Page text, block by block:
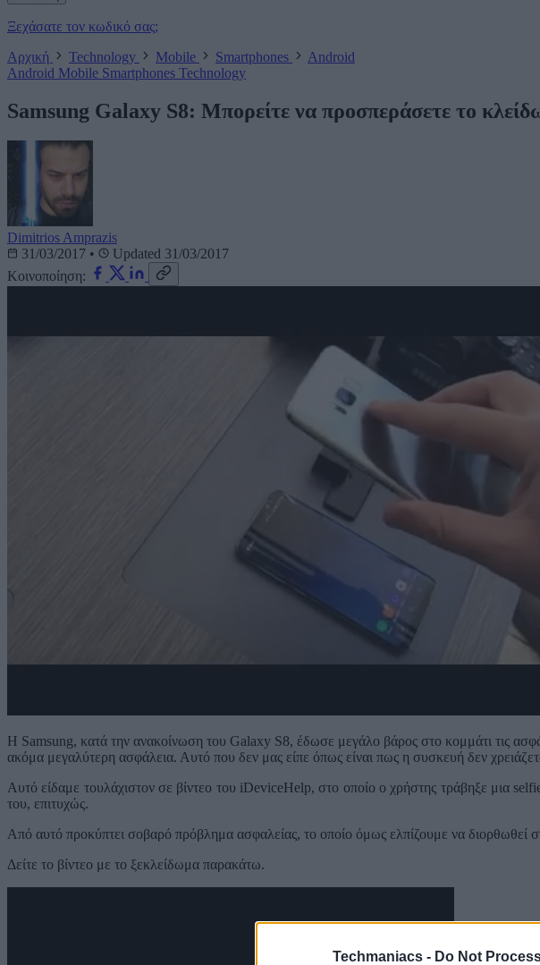
Techmaniacs - Do Not
Ξεχάσατε τον κωδικό σας;
Αρχική
Technology Mobile Smartphones
Android
Android Mobile Smartphones Technology
Samsung Galaxy S8: Μπορείτε να προσπεράσετε το
Dimitrios Amprazis
31/03/2017 •
Updated 31/03/2017
Κοινοποίηση:
Η Samsung, κατά την ανακοίνωση του Galaxy S8, έδωσε μεγάλο βάρος στο κομμάτι τις
ακόμα μεγαλύτερη ασφάλεια. Αυτό που δεν μας είπε όπως είναι πως η συσκευή δεν
Αυτό είδαμε τουλάχιστον σε βίντεο του iDeviceHelp, στο οποίο ο χρήστης τράβηξε μια
του, επιτυχώς.
Από αυτό προκύπτει σοβαρό πρόβλημα ασφαλείας, το οποίο όμως ελπίζουμε να διορθωθεί
Δείτε το βίντεο με το ξεκλείδωμα παρακάτω.